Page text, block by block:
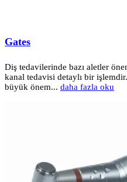
Gates
Diş tedavilerinde bazı aletler
kanal tedavisi detaylı bir
büyük önem... daha fazla oku